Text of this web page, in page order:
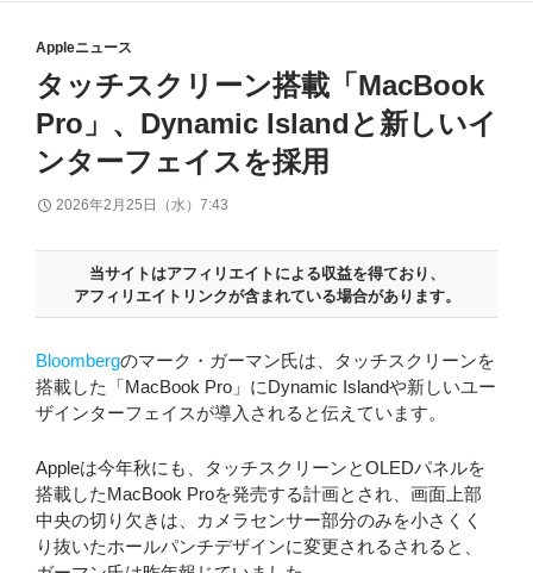
Appleニュース
タッチスクリーン搭載「MacBook
Pro」、Dynamic Islandと新しいイ
ンターフェイスを採用
2026年2月25日（水）7:43
当サイトはアフィリエイトによる収益を得ており、
アフィリエイトリンクが含まれている場合があります。
Bloombergのマーク・ガーマン氏は、タッチスクリーンを
搭載した「MacBook Pro」にDynamic Islandや新しいユー
ザインターフェイスが導入されると伝えています。
Appleは今年秋にも、タッチスクリーンとOLEDパネルを
搭載したMacBook Proを発売する計画とされ、画面上部
中央の切り欠きは、カメラセンサー部分のみを小さくく
り抜いたホールパンチデザインに変更されるされると、